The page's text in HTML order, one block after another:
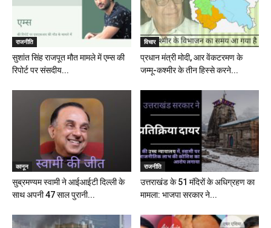
राजनीति
सुशांत सिंह राजपूत मौत मामले में एम्स की
रिपोर्ट पर संसदीय...
विचार
प्रधान मंत्री मोदी, आर वेंकटरमण के
जम्मू-कश्मीर के तीन हिस्से करने...
कानून
सुब्रमण्यम स्वामी ने आईआईटी दिल्ली के
साथ अपनी 47 साल पुरानी...
राजनीति
उत्तराखंड के 51 मंदिरों के अधिग्रहण का
मामला: भाजपा सरकार ने...